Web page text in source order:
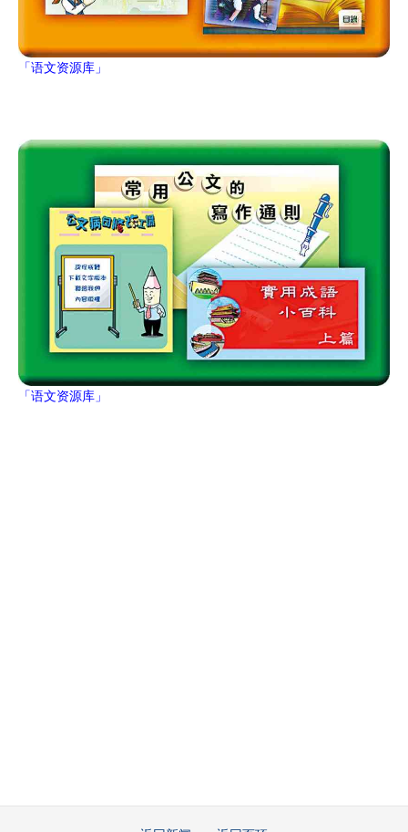
「语文资源库」
「语文资源库」